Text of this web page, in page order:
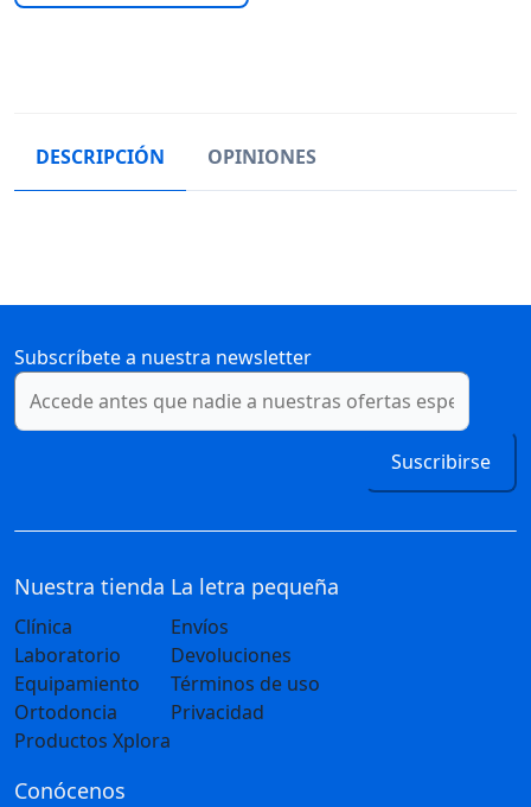
DESCRIPCIÓN OPINIONES
Subscríbete a nuestra newsletter
Suscribirse
Nuestra tienda
Clínica
Laboratorio
Equipamiento
Ortodoncia
Productos Xplora
La letra pequeña
Envíos
Devoluciones
Términos de uso
Privacidad
Conócenos